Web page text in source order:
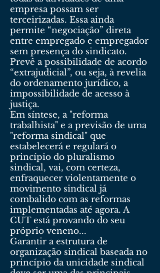
empresa possam ser
terceirizadas. Essa ainda
permite “negociação” direta
entre empregado e empregador
sem presença do sindicato.
Prevê a possibilidade de acordo
“extrajudicial”, ou seja, à revelia
do ordenamento jurídico, a
impossibilidade de acesso à
justiça.
Em síntese, a "reforma
trabalhista" e a previsão de uma
"reforma sindical" que
estabelecerá e regulará o
princípio do pluralismo
sindical, vai, com certeza,
enfraquecer violentamente o
movimento sindical já
combalido com as reformas
implementadas até agora. A
CUT está provando do seu
próprio veneno...
Garantir a estrutura de
organização sindical baseada no
princípio da unicidade sindical